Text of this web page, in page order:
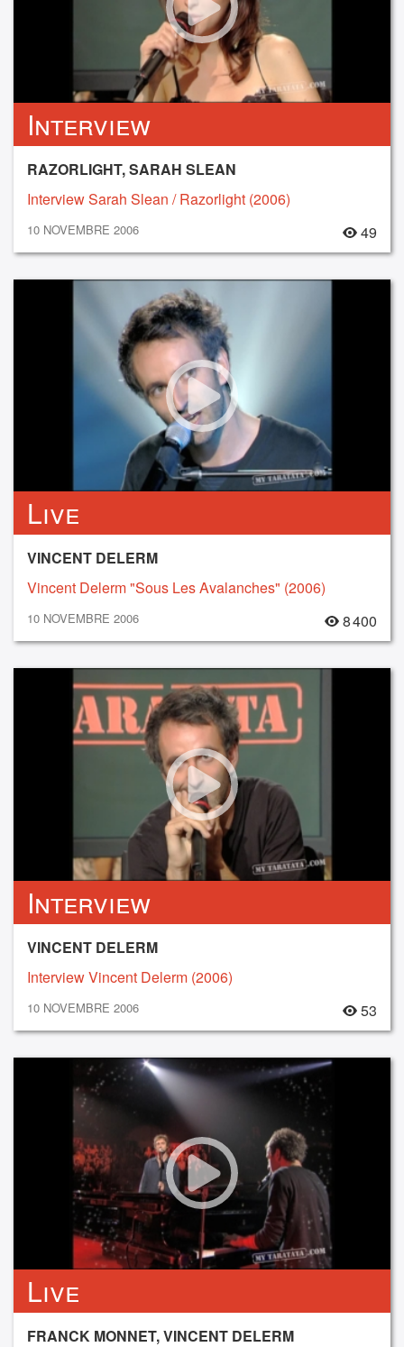
Interview
RAZORLIGHT, SARAH SLEAN
Interview Sarah Slean / Razorlight (2006)
10 NOVEMBRE 2006 49
Live
VINCENT DELERM
Vincent Delerm "Sous Les Avalanches" (2006)
10 NOVEMBRE 2006 8 400
Interview
VINCENT DELERM
Interview Vincent Delerm (2006)
10 NOVEMBRE 2006 53
Live
FRANCK MONNET, VINCENT DELERM